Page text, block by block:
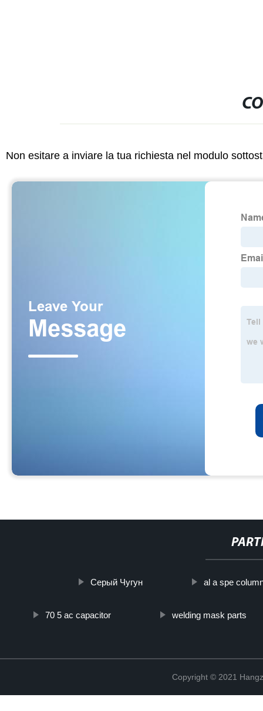
Non esitare a inviare la tua richiesta nel modulo
Серый Чугун al a spe
70 5 ac capacitor welding mask parts
Copyright © 2021